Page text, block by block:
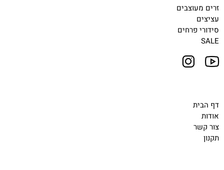
זרים מעוצבים
עציצים
סידורי פרחים
SALE
דף הבית
אודות
צור קשר
תקנון